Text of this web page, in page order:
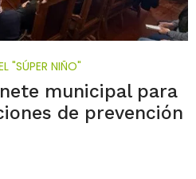
"SÚPER NIÑO"
municipal para
de prevención